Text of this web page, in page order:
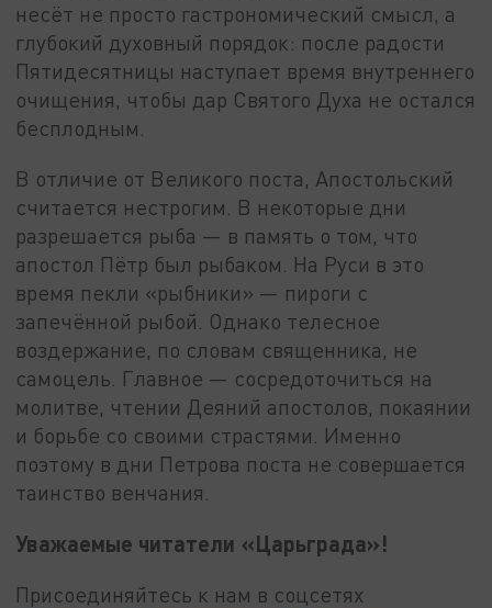
несёт не просто гастрономический смысл, а
глубокий духовный порядок: после радости
Пятидесятницы наступает время внутреннего
очищения, чтобы дар Святого Духа не остался
бесплодным.
В отличие от Великого поста, Апостольский
считается нестрогим. В некоторые дни
разрешается рыба — в память о том, что
апостол Пётр был рыбаком. На Руси в это
время пекли «рыбники» — пироги с
запечённой рыбой. Однако телесное
воздержание, по словам священника, не
самоцель. Главное — сосредоточиться на
молитве, чтении Деяний апостолов, покаянии
и борьбе со своими страстями. Именно
поэтому в дни Петрова поста не совершается
таинство венчания.
Уважаемые читатели «Царьграда»!
Присоединяйтесь к нам в соцсетях